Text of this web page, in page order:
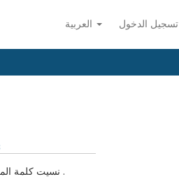
تسجيل الدخول
نسيت كلمة المرور ؟ أدخل بريدك الإلكتروني أدناه لاعادة تعيين كلمة المرور .